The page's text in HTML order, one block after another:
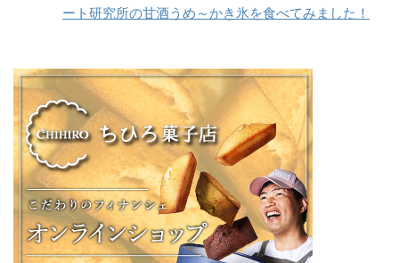
ート研究所の甘酒うめ～かき氷を食べてみました！